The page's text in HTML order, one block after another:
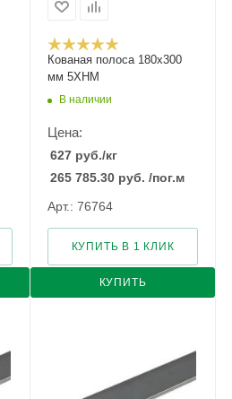
Кованая полоса 180x300
мм 5ХНМ
В наличии
Цена:
627 руб./кг
265 785.30 руб. /пог.м
Арт.: 76764
КУПИТЬ
КУПИТЬ В 1 КЛИК